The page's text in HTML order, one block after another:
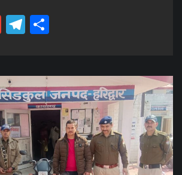
GmailTelegram